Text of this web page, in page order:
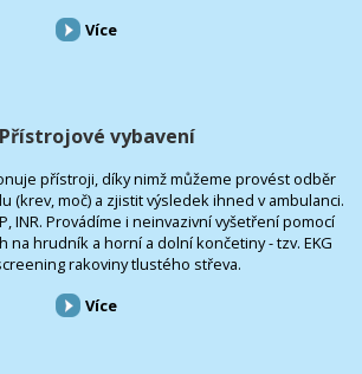
Více
Přístrojové vybavení
přístroji, díky nimž můžeme provést odběr
(krev, moč) a zjistit výsledek ihned v ambulanci.
INR. Provádíme i neinvazivní vyšetření pomocí
na hrudník a horní a dolní končetiny - tzv. EKG
rakoviny tlustého střeva.
Více